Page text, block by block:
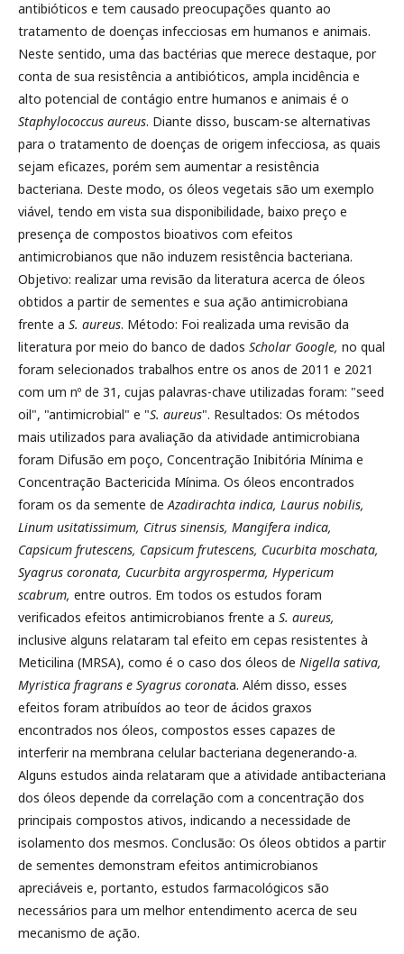
antibióticos e tem causado preocupações quanto ao
tratamento de doenças infecciosas em humanos e animais.
Neste sentido, uma das bactérias que merece destaque, por
conta de sua resistência a antibióticos, ampla incidência e
alto potencial de contágio entre humanos e animais é o
Staphylococcus aureus. Diante disso, buscam-se alternativas
para o tratamento de doenças de origem infecciosa, as quais
sejam eficazes, porém sem aumentar a resistência
bacteriana. Deste modo, os óleos vegetais são um exemplo
viável, tendo em vista sua disponibilidade, baixo preço e
presença de compostos bioativos com efeitos
antimicrobianos que não induzem resistência bacteriana.
Objetivo: realizar uma revisão da literatura acerca de óleos
obtidos a partir de sementes e sua ação antimicrobiana
frente a S. aureus. Método: Foi realizada uma revisão da
literatura por meio do banco de dados Scholar Google, no qual
foram selecionados trabalhos entre os anos de 2011 e 2021
com um nº de 31, cujas palavras-chave utilizadas foram: "seed
oil", "antimicrobial" e "S. aureus". Resultados: Os métodos
mais utilizados para avaliação da atividade antimicrobiana
foram Difusão em poço, Concentração Inibitória Mínima e
Concentração Bactericida Mínima. Os óleos encontrados
foram os da semente deAzadirachta indica, Laurus nobilis,
Linum usitatissimum, Citrus sinensis, Mangifera indica,
Capsicum frutescens, Capsicum frutescens, Cucurbita moschata,
Syagrus coronata, Cucurbita argyrosperma, Hypericum
scabrum, entre outros. Em todos os estudos foram
verificados efeitos antimicrobianos frente a S. aureus,
inclusive alguns relataram tal efeito em cepas resistentes à
Meticilina (MRSA), como é o caso dos óleos de Nigella sativa,
Myristica fragrans e Syagrus coronata. Além disso, esses
efeitos foram atribuídos ao teor de ácidos graxos
encontrados nos óleos, compostos esses capazes de
interferir na membrana celular bacteriana degenerando-a.
Alguns estudos ainda relataram que a atividade antibacteriana
dos óleos depende da correlação com a concentração dos
principais compostos ativos, indicando a necessidade de
isolamento dos mesmos. Conclusão: Os óleos obtidos a partir
de sementes demonstram efeitos antimicrobianos
apreciáveis e, portanto, estudos farmacológicos são
necessários para um melhor entendimento acerca de seu
mecanismo de ação.